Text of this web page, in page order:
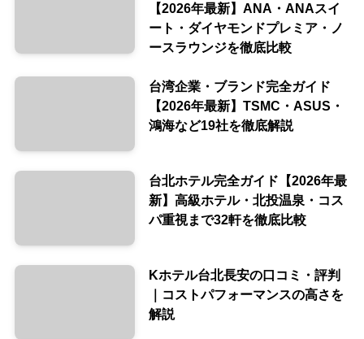
【2026年最新】ANA・ANAスイ
ート・ダイヤモンドプレミア・ノ
ースラウンジを徹底比較
台湾企業・ブランド完全ガイド
【2026年最新】TSMC・ASUS・
鴻海など19社を徹底解説
台北ホテル完全ガイド【2026年最
新】高級ホテル・北投温泉・コス
パ重視まで32軒を徹底比較
Kホテル台北長安の口コミ・評判
｜コストパフォーマンスの高さを
解説